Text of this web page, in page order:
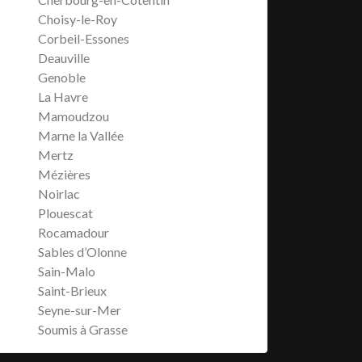
Choisy-le-Roy
Corbeil-Essones
Deauville
Genoble
La Havre
Mamoudzou
Marne la Vallée
Mertz
Mézières
Noirlac
Plouescat
Rocamadour
Sables d’Olonne
Sain-Malo
Saint-Brieux
Seyne-sur-Mer
Soumis à Grasse